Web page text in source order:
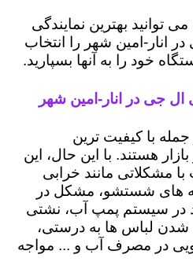
توانید بهترین نمایندگی
انار-امین شهر را انتخاب
خود را به آنها بسپارید.
ال جی در انار-امین شهر
با کیفیت ترین
هستند. با این حال، این
مشکلاتی مانند خرابی
های شستشو، مشکل در
در سیستم پمپ آب، نشتی
شدن لباس ها به درستی،
در مصرف آب و ... مواجه